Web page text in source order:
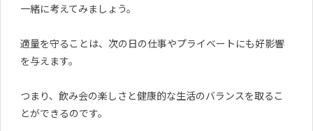
一緒に考えてみましょう。
適量を守ることは、次の日の仕事やプライベートにも好影響
を与えます。
つまり、飲み会の楽しさと健康的な生活のバランスを取るこ
とができるのです。